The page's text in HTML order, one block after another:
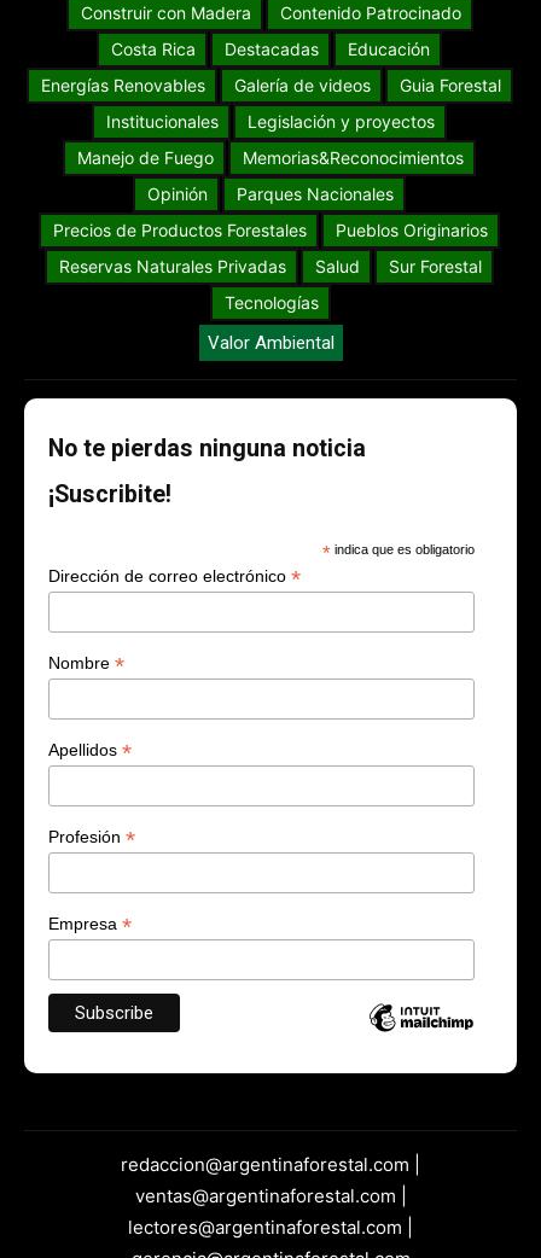
Construir con Madera
Contenido Patrocinado
Costa Rica
Destacadas
Educación
Energías Renovables
Galería de videos
Guia Forestal
Institucionales
Legislación y proyectos
Manejo de Fuego
Memorias&Reconocimientos
Opinión
Parques Nacionales
Precios de Productos Forestales
Pueblos Originarios
Reservas Naturales Privadas
Salud
Sur Forestal
Tecnologías
Valor Ambiental
No te pierdas ninguna noticia
¡Suscribite!
* indica que es obligatorio
Dirección de correo electrónico *
Nombre *
Apellidos *
Profesión *
Empresa *
redaccion@argentinaforestal.com |
ventas@argentinaforestal.com |
lectores@argentinaforestal.com |